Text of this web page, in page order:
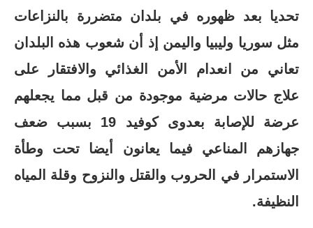
تحديا بعد ظهوره في بلدان متضررة بالنزاعات
مثل سوريا وليبيا واليمن إذ أن شعوب هذه البلدان
تعاني من انعدام الأمن الغذائي والافتقار على
علاج حالات مرضية موجودة من قبل مما يجعلهم
عرضة للإصابة بعدوى كوفيد 19 بسبب ضعف
جهازهم المناعي فيما يعانون أيضا تحت وطأة
الاستمرار في الحروب والقتل والنزوح وقلة المياه
النظيفة.